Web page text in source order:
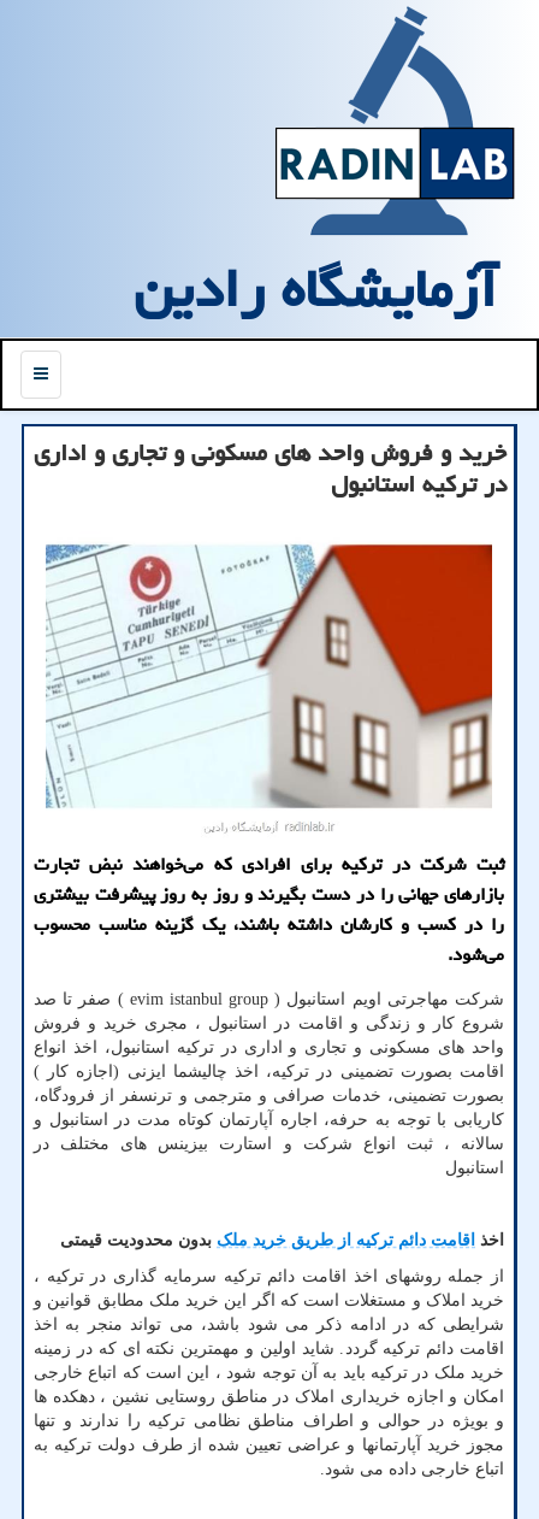
آزمایشگاه رادین
منو
خرید و فروش واحد های مسکونی و تجاری و اداری
در ترکیه استانبول
ثبت شرکت در ترکیه برای افرادی که می‌خواهند نبض تجارت
بازارهای جهانی را در دست بگیرند و روز به روز پیشرفت بیشتری
را در کسب و کارشان داشته باشند، یک گزینه مناسب محسوب
می‌شود.
شرکت مهاجرتی اویم استانبول ( evim istanbul group ) صفر تا صد
شروع کار و زندگی و اقامت در استانبول ، مجری خرید و فروش
واحد های مسکونی و تجاری و اداری در ترکیه استانبول، اخذ انواع
اقامت بصورت تضمینی در ترکیه، اخذ چالیشما ایزنی (اجازه کار )
بصورت تضمینی، خدمات صرافی و مترجمی و ترنسفر از فرودگاه،
کاریابی با توجه به حرفه، اجاره آپارتمان کوتاه مدت در استانبول و
سالانه ، ثبت انواع شرکت و استارت بیزینس های مختلف در
استانبول
اخذ اقامت دائم ترکیه از طریق خرید ملک بدون محدودیت قیمتی
از جمله روشهای اخذ اقامت دائم ترکیه سرمایه گذاری در ترکیه ،
خرید املاک و مستغلات است که اگر این خرید ملک مطابق قوانین و
شرایطی که در ادامه ذکر می شود باشد، می تواند منجر به اخذ
اقامت دائم ترکیه گردد. شاید اولین و مهمترین نکته ای که در زمینه
خرید ملک در ترکیه باید به آن توجه شود ، این است که اتباع خارجی
امکان و اجازه خریداری املاک در مناطق روستایی نشین ، دهکده ها
و بویژه در حوالی و اطراف مناطق نظامی ترکیه را ندارند و تنها
مجوز خرید آپارتمانها و عراضی تعیین شده از طرف دولت ترکیه به
اتباع خارجی داده می شود.